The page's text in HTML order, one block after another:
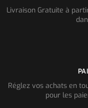
Livraison Gratuite à
Réglez vos achats en
pour les